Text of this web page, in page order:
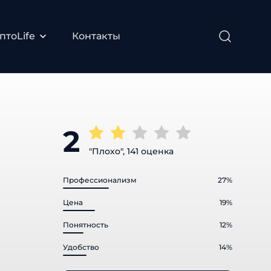
Контакты
2 "Плохо", 141 оценка
Профессионализм 27%
Цена 19%
Понятность 12%
Удобство 14%